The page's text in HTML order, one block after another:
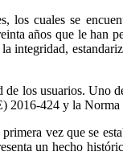
los cuales se
años que le han
los usuarios. Uno
2016-424 y la
vez que se
un hecho